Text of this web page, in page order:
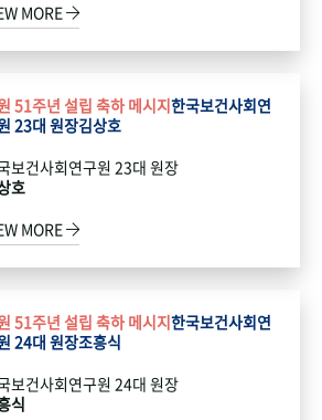
MORE
51주년 설립 축하 메시지한국보건사회연
23대 원장김상호
보건사회연구원 23대 원장
호
MORE
51주년 설립 축하 메시지한국보건사회연
24대 원장조흥식
보건사회연구원 24대 원장
식